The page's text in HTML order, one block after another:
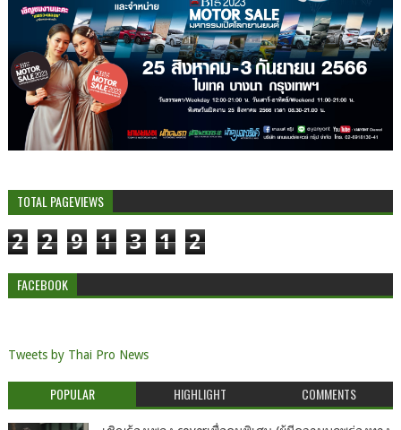
TOTAL PAGEVIEWS
2 2 9 1 3 1 2
FACEBOOK
Tweets by Thai Pro News
POPULAR HIGHLIGHT COMMENTS